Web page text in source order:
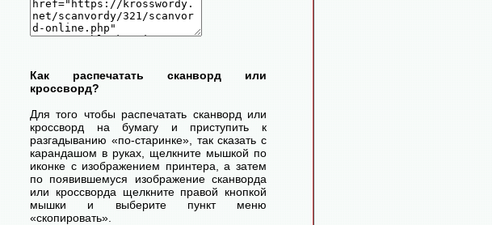
Как распечатать сканворд или
кроссворд?
Для того чтобы распечатать сканворд или
кроссворд на бумагу и приступить к
разгадыванию «по-старинке», так сказать с
карандашом в руках, щелкните мышкой по
иконке с изображением принтера, а затем
по появившемуся изображение сканворда
или кроссворда щелкните правой кнопкой
мышки и выберите пункт меню
«скопировать».